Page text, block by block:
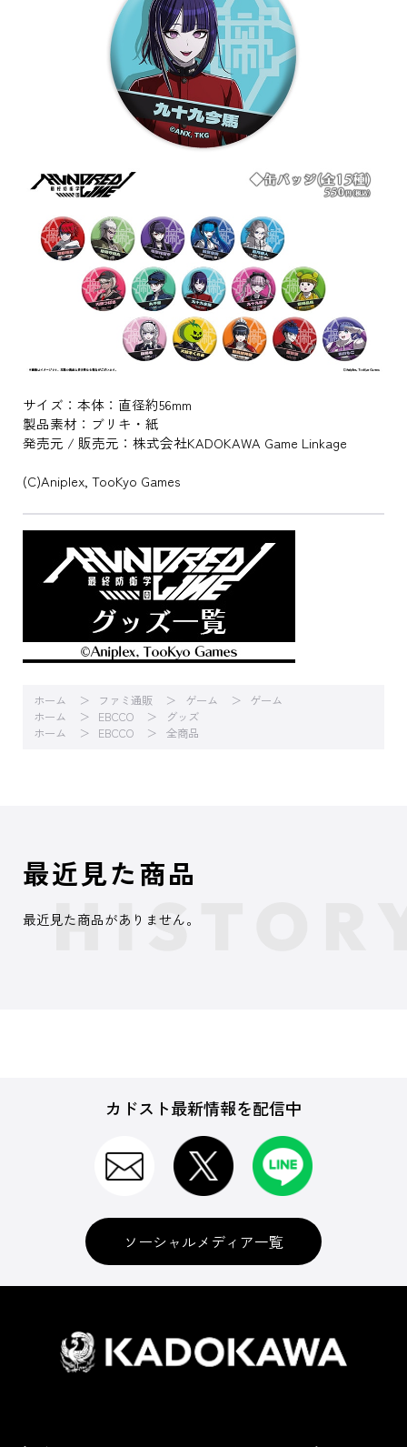
サイズ：本体：直径約56mm
製品素材：ブリキ・紙
発売元 / 販売元：株式会社KADOKAWA Game Linkage
(C)Aniplex, TooKyo Games
ホーム ファミ通販 ゲーム
ゲーム
ホーム
EBCCO
グッズ
ホーム
EBCCO 全商品
最近見た商品
最近見た商品がありません。
カドスト最新情報を配信中
ソーシャルメディア一覧